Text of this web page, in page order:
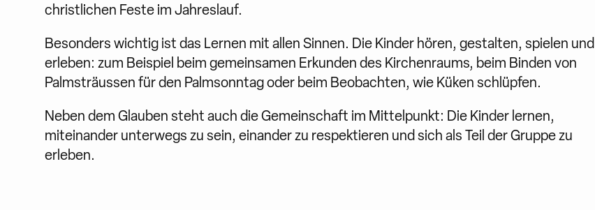
christlichen Feste im Jahreslauf.
Besonders wichtig ist das Lernen mit allen Sinnen. Die Kinder hören, gestalten, spielen und
erleben: zum Beispiel beim gemeinsamen Erkunden des Kirchenraums, beim Binden von
Palmsträussen für den Palmsonntag oder beim Beobachten, wie Küken schlüpfen.
Neben dem Glauben steht auch die Gemeinschaft im Mittelpunkt: Die Kinder lernen,
miteinander unterwegs zu sein, einander zu respektieren und sich als Teil der Gruppe zu
erleben.